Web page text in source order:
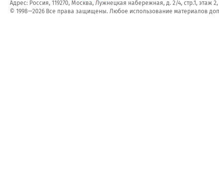
Адрес: Россия, 119270, Москва, Лужнецкая набережная, д. 2/4, стр.1, этаж
© 1998—2026 Все права защищены. Любое использование материалов